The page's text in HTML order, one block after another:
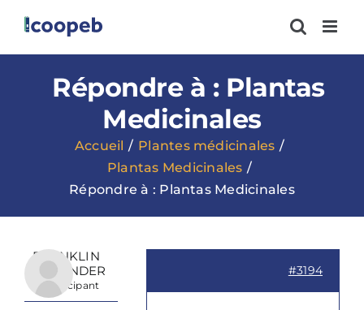
contenu
Répondre à : Plantas
Medicinales
Accueil
Plantes médicinales
Plantas Medicinales
Répondre à : Plantas Medicinales
FRANKLIN
ALEXANDER
Participant
#3194